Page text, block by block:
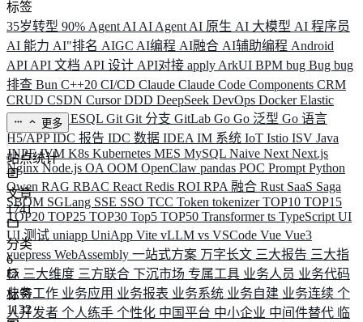
标签
35岁转型 90% Agent AI AI Agent AI 原生 AI 大模型 AI 程序员
AI 能力 AI"排名 AIGC AI编程 AI融合 AI辅助编程 Android
API API 文档 API 设计 API对接 apply ArkUI BPM bug Bug bug
排查 Bun C++20 CI/CD Claude Claude Code Components CRM
CRUD CSDN CursorDDD DeepSeek DevOps DockerElastic
ELK ElysiaESQL Git Git 分支 GitLab Go Go 泛型 Go 语言
H5/APPIDC 报告 IDC 数据 IDEA IM 系统 IoT Istio ISV Java
JNPFJVM K8s Kubernetes MES MySQL Naive Next Next.js
NginxNode.js OA OOM OpenClaw pandas POC Prompt Python
Qwen RAG RBAC React Redis ROI RPA 融合 Rust SaaS Saga
SBOM SGLang SSE SSO TCC Token tokenizerTOP10 TOP15
TOP20 TOP25 TOP30 Top5 TOP50 Transformerts TypeScript UI
UI 测试 uniapp UniApp Vite vLLM vs VSCode Vue Vue3
vuepress WebAssembly 一站式方案 万字长文 三大报告 三大指
标 三大维度 三方联合 下沉市场 专属工具 业务人员 业务代码
业务工作 业务应用 业务报表 业务系统 业务自建 业务连续 个
人开发者 个人练手 个性化 中国平台 中小企业 中间件替代 临
更多
站点统计
文章
1741
分类
6
标签
1132